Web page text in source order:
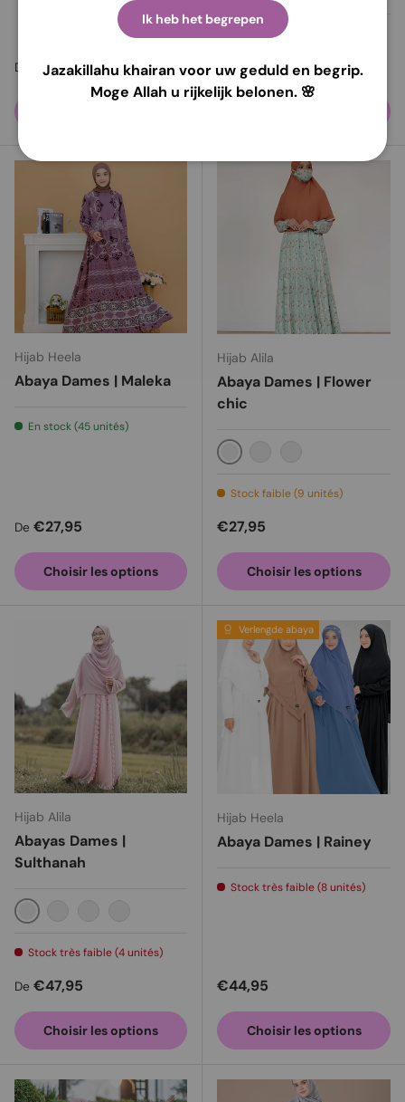
Prix habituel
De €31,95
Bordeaux
brun
Stock très faible (3 unités)
Prix habituel
€27,95
Hijab Heela
Abaya Dames | Maleka
En stock (45 unités)
Prix habituel
De €27,95
Choisir les options
Hijab Alila
Abaya Dames | Flower
chic
menthe
Stock faible (9 unités)
Prix habituel
€27,95
Choisir les options
Hijab Alila
Abayas Dames |
Sulthanah
Rose tendre
Stock très faible (4 unités)
Prix habituel
De €47,95
Choisir les options
Verlengde abaya
Hijab Heela
Abaya Dames | Rainey
Stock très faible (8 unités)
Prix habituel
€44,95
Choisir les options
Ik heb het begrepen
Jazakillahu khairan voor uw geduld en begrip.
Moge Allah u rijkelijk belonen. 🌸